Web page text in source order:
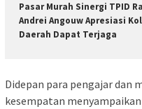
Pasar Murah Sinergi TPID
Andrei Angouw Apresiasi
Daerah Dapat Terjaga
Didepan para pengajar dan
kesempatan